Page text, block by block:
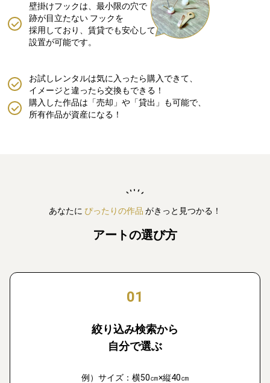
壁掛けフックは、最小限の穴で
跡が目立たない フックを
採用しており、賃貸でも安心して
設置が可能です。
購入した作品は「売却」や「貸出」も可能で、
所有作品が資産になる！
お試しレンタルは気に入ったら購入できて、
イメージと違ったら交換もできる！
あなたに ぴったりの作品 がきっと見つかる！
アートの選び方
01
絞り込み検索から
自分で選ぶ
例）サイズ：横50㎝×縦40㎝